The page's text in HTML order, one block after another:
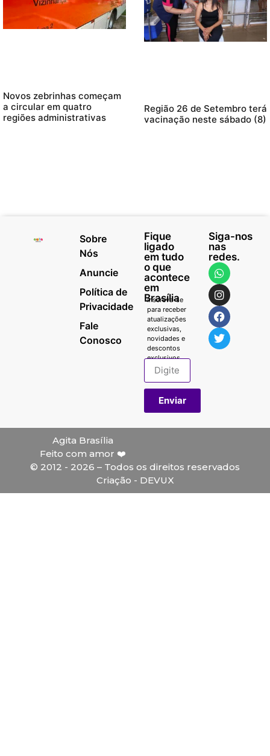
Novos zebrinhas começam
a circular em quatro
regiões administrativas
Região 26 de Setembro terá
vacinação neste sábado (8)
Sobre
Nós
Anuncie
Política de
Privacidade
Fale
Conosco
Fique
ligado
em tudo
o que
acontece
em
Brasília
Inscreva-se
para receber
atualizações
exclusivas,
novidades e
descontos
exclusivos.
Enviar
Siga-nos
nas
redes.
Agita Brasília
Feito com amor ❤️
© 2012 - 2026 – Todos os direitos reservados
Criação - DEVUX